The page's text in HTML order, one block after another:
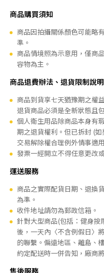
商品購買須知
商品因拍攝關係顏色可能略
準。
商品情境照為示意用，僅商
容物為主。
商品退費辦法、退貨限制說明
商品到貨享七天猶豫期之權
退貨商品必須是全新狀態且
個人衛生用品除商品本身有
期之退貨權利。但已拆封 (
交易解除權合理例外情事適
發票一經開立不得任意更改
運送服務
商品之實際配貨日期、退換
為準。
收件地址請勿為郵政信箱。
針對大型商品(包括：健身
後，一天內〈不含例假日〉
的聯繫。偏遠地區、離島、
約定配送時一併告知，廠商
售後服務